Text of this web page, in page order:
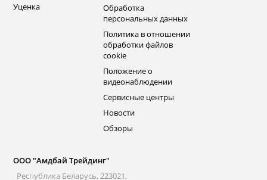
Уценка
Обработка
персональных данных
Политика в отношении
обработки файлов
cookie
Положение о
видеонаблюдении
Сервисные центры
Новости
Обзоры
ООО "Амдбай Трейдинг"
Республика Беларусь, 223021,